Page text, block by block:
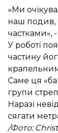
«Ми
наш подив,
частками»,
У роботі
частину
Саме ця
групи
Наразі
сягати
/Фото: